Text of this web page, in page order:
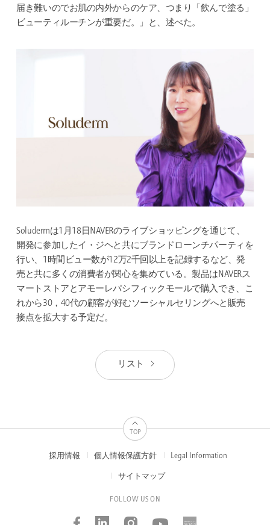
届き難いのでお肌の内外からのケア、つまり「飲んで塗る」
ビューティルーチンが重要だ。」と、述べた。
Soludermは1月18日NAVERのライブショッピングを通じて、
開発に参加したイ・ジヘと共にブランドローンチパーティを
行い、1時間ビュー数が12万2千回以上を記録するなど、発
売と共に多くの消費者が関心を集めている。製品はNAVERス
マートストアとアモーレパシフィックモールで購入でき、こ
れから30，40代の顧客が好むソーシャルセリングへと販売
接点を拡大する予定だ。
リスト
TOP
採用情報 個人情報保護方針 Legal Information
サイトマップ
FOLLOW US ON
Facebook
Linked_in
Instagram
Youtube